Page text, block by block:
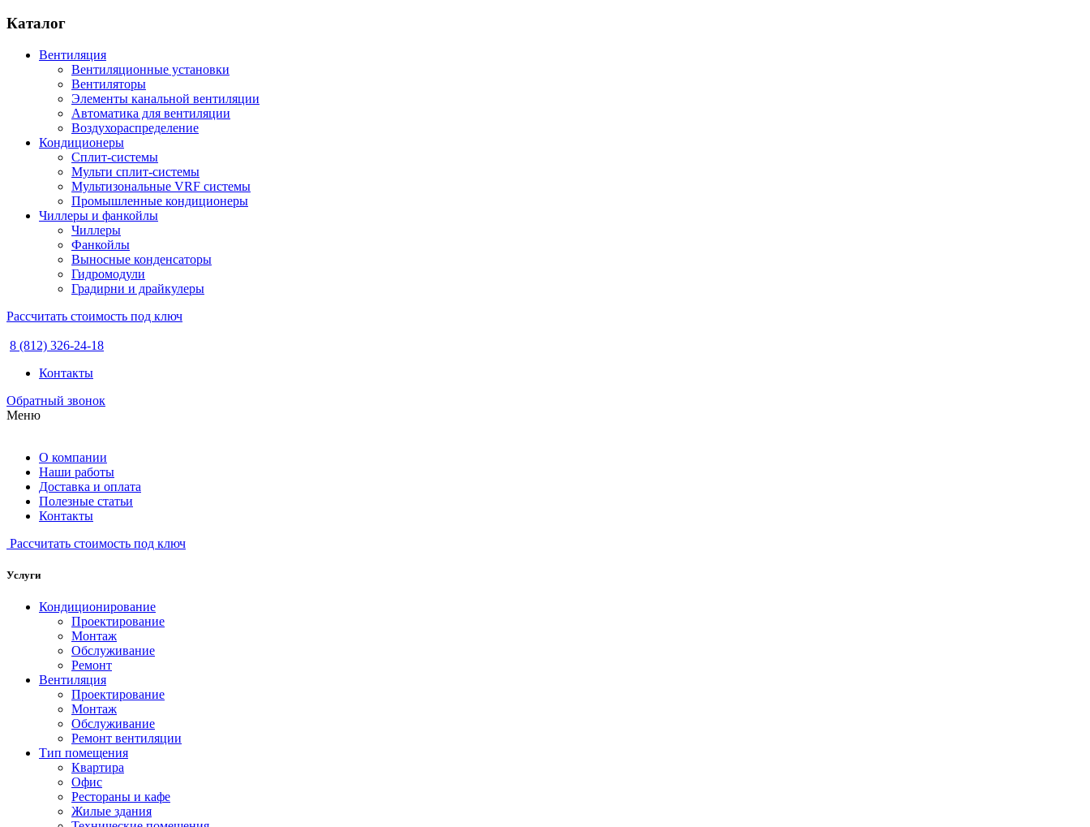
Каталог
Вентиляция
Вентиляционные установки
Вентиляторы
Элементы канальной вентиляции
Автоматика для вентиляции
Воздухораспределение
Кондиционеры
Сплит-системы
Мульти сплит-системы
Мультизональные VRF системы
Промышленные кондиционеры
Чиллеры и фанкойлы
Чиллеры
Фанкойлы
Выносные конденсаторы
Гидромодули
Градирни и драйкулеры
Рассчитать стоимость под ключ
8 (812) 326-24-18
Контакты
Обратный звонок
Меню
О компании
Наши работы
Доставка и оплата
Полезные статьи
Контакты
Рассчитать стоимость под ключ
Услуги
Кондиционирование
Проектирование
Монтаж
Обслуживание
Ремонт
Вентиляция
Проектирование
Монтаж
Обслуживание
Ремонт вентиляции
Тип помещения
Квартира
Офис
Рестораны и кафе
Жилые здания